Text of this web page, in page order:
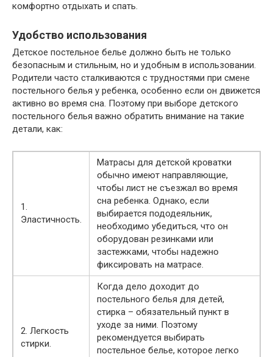
комфортно отдыхать и спать.
Удобство использования
Детское постельное белье должно быть не только
безопасным и стильным, но и удобным в использовании.
Родители часто сталкиваются с трудностями при смене
постельного белья у ребенка, особенно если он движется
активно во время сна. Поэтому при выборе детского
постельного белья важно обратить внимание на такие
детали, как:
1.
Эластичность.
Матрасы для детской кроватки
обычно имеют направляющие,
чтобы лист не съезжал во время
сна ребенка. Однако, если
выбирается пододеяльник,
необходимо убедиться, что он
оборудован резинками или
застежками, чтобы надежно
фиксировать на матрасе.
2. Легкость
стирки.
Когда дело доходит до
постельного белья для детей,
стирка – обязательный пункт в
уходе за ними. Поэтому
рекомендуется выбирать
постельное белье, которое легко